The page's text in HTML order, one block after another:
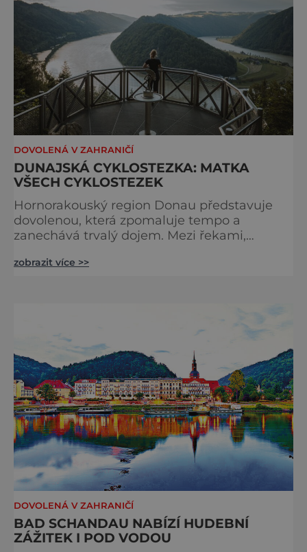
DOVOLENÁ V ZAHRANIČÍ
DUNAJSKÁ CYKLOSTEZKA: MATKA
VŠECH CYKLOSTEZEK
Hornorakouský region Donau představuje
dovolenou, která zpomaluje tempo a
zanechává trvalý dojem. Mezi řekami,
propojují pohyb, příroda, gastronomie a
cyklistických výletech podél řek, pěších
túrách s dalekými výhledy, rodinnýc
zobrazit více >>
DOVOLENÁ V ZAHRANIČÍ
BAD SCHANDAU NABÍZÍ HUDEBNÍ
ZÁŽITEK I POD VODOU